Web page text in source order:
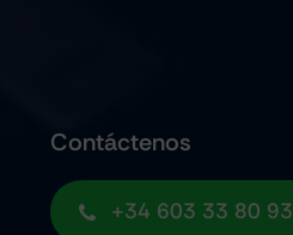
Contáctenos
+34 603 33 80 93